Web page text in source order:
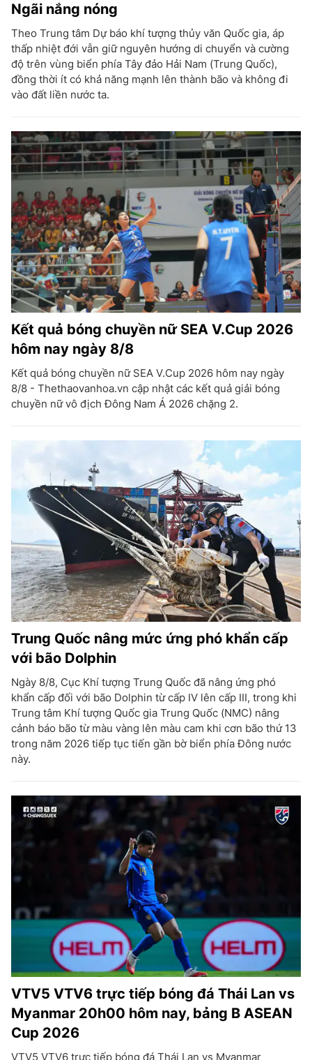
Ngãi nắng nóng
Theo Trung tâm Dự báo khí tượng thủy văn Quốc gia, áp
thấp nhiệt đới vẫn giữ nguyên hướng di chuyển và cường
độ trên vùng biển phía Tây đảo Hải Nam (Trung Quốc),
đồng thời ít có khả năng mạnh lên thành bão và không đi
vào đất liền nước ta.
Kết quả bóng chuyền nữ SEA V.Cup 2026
hôm nay ngày 8/8
Kết quả bóng chuyền nữ SEA V.Cup 2026 hôm nay ngày
8/8 - Thethaovanhoa.vn cập nhật các kết quả giải bóng
chuyền nữ vô địch Đông Nam Á 2026 chặng 2.
Trung Quốc nâng mức ứng phó khẩn cấp
với bão Dolphin
Ngày 8/8, Cục Khí tượng Trung Quốc đã nâng ứng phó
khẩn cấp đối với bão Dolphin từ cấp IV lên cấp III, trong khi
Trung tâm Khí tượng Quốc gia Trung Quốc (NMC) nâng
cảnh báo bão từ màu vàng lên màu cam khi cơn bão thứ 13
trong năm 2026 tiếp tục tiến gần bờ biển phía Đông nước
này.
VTV5 VTV6 trực tiếp bóng đá Thái Lan vs
Myanmar 20h00 hôm nay, bảng B ASEAN
Cup 2026
VTV5 VTV6 trực tiếp bóng đá Thái Lan vs Myanmar